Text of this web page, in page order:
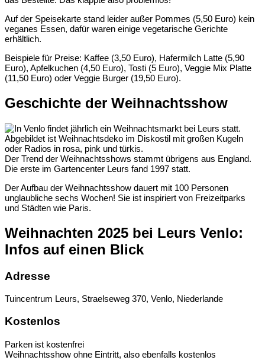
Auf der Speisekarte stand leider außer Pommes (5,50 Euro) kein
veganes Essen, dafür waren einige vegetarische Gerichte
erhältlich.
Beispiele für Preise: Kaffee (3,50 Euro), Hafermilch Latte (5,90
Euro), Apfelkuchen (4,50 Euro), Tosti (5 Euro), Veggie Mix Platte
(11,50 Euro) oder Veggie Burger (19,50 Euro).
Geschichte der Weihnachtsshow
Der Trend der Weihnachtsshows stammt übrigens aus England.
Die erste im Gartencenter Leurs fand 1997 statt.
Der Aufbau der Weihnachtsshow dauert mit 100 Personen
unglaubliche sechs Wochen! Sie ist inspiriert von Freizeitparks
und Städten wie Paris.
Weihnachten 2025 bei Leurs Venlo:
Infos auf einen Blick
Adresse
Tuincentrum Leurs, Straelseweg 370, Venlo, Niederlande
Kostenlos
Parken ist kostenfrei
Weihnachtsshow ohne Eintritt, also ebenfalls kostenlos